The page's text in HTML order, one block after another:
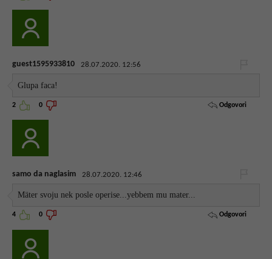
guest1595933810 28.07.2020. 12:56
Glupa faca!
2 0 Odgovori
samo da naglasim 28.07.2020. 12:46
Mäter svoju nek posle operise...yebbem mu mater...
4 0 Odgovori